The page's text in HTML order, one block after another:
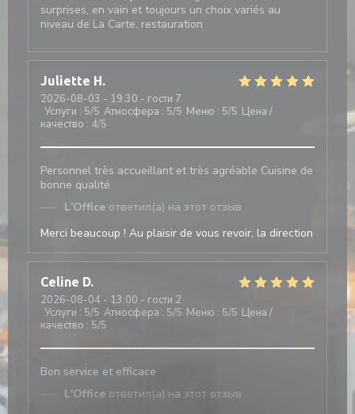
surprises, en vain et toujours un choix variés au
niveau de La Carte, restauration
Juliette H
2026-08-03 - 19:30 - гости 7
Услуги : 5/5 Атмосфера : 5/5 Меню : 5/5 Цена /
качество : 4/5
Personnel très accueillant et très agréable Cuisine de
bonne qualité
L'Office ответил(а) на этот отзыв
Merci beaucoup ! Au plaisir de vous revoir, la direction
Celine D
2026-08-04 - 13:00 - гости 2
Услуги : 5/5 Атмосфера : 5/5 Меню : 5/5 Цена /
качество : 5/5
Bon service et efficace
L'Office ответил(а) на этот отзыв